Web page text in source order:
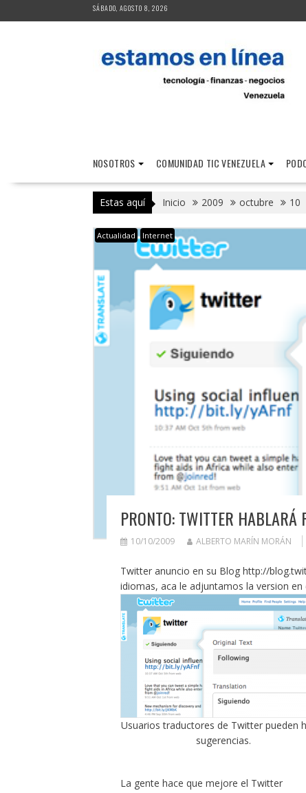
al
SÁBADO, AGOSTO 8, 2026
NOSOTROS COMUNIDAD TIC VENEZUELA
Estas aquí Inicio 2009 octubre 10
Actualidad Internet
PRONTO: TWITTER HABLARÁ
10/10/2009 ALBERTO MARÍN MORÁN
Twitter anuncio en su Blog http://
idiomas, aca le adjuntamos la version
Usuarios traductores de Twitter pueden
sugerencias.
La gente hace que mejore el Twitter